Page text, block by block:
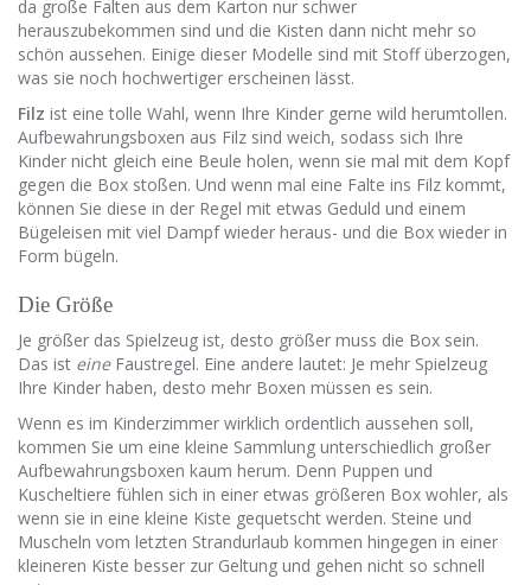
da große Falten aus dem Karton nur schwer
herauszubekommen sind und die Kisten dann nicht mehr so
schön aussehen. Einige dieser Modelle sind mit Stoff überzogen,
was sie noch hochwertiger erscheinen lässt.
Filz ist eine tolle Wahl, wenn Ihre Kinder gerne wild herumtollen.
Aufbewahrungsboxen aus Filz sind weich, sodass sich Ihre
Kinder nicht gleich eine Beule holen, wenn sie mal mit dem Kopf
gegen die Box stoßen. Und wenn mal eine Falte ins Filz kommt,
können Sie diese in der Regel mit etwas Geduld und einem
Bügeleisen mit viel Dampf wieder heraus- und die Box wieder in
Form bügeln.
Die Größe
Je größer das Spielzeug ist, desto größer muss die Box sein.
Das ist eineFaustregel. Eine andere lautet: Je mehr Spielzeug
Ihre Kinder haben, desto mehr Boxen müssen es sein.
Wenn es im Kinderzimmer wirklich ordentlich aussehen soll,
kommen Sie um eine kleine Sammlung unterschiedlich großer
Aufbewahrungsboxen kaum herum. Denn Puppen und
Kuscheltiere fühlen sich in einer etwas größeren Box wohler, als
wenn sie in eine kleine Kiste gequetscht werden. Steine und
Muscheln vom letzten Strandurlaub kommen hingegen in einer
kleineren Kiste besser zur Geltung und gehen nicht so schnell